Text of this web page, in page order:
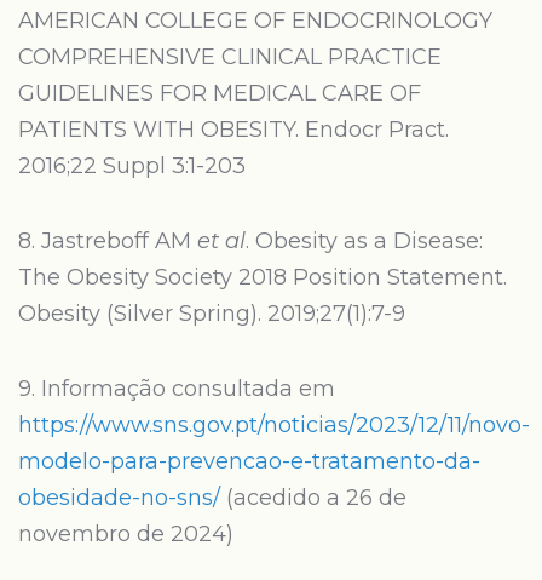
AMERICAN COLLEGE OF ENDOCRINOLOGY
COMPREHENSIVE CLINICAL PRACTICE
GUIDELINES FOR MEDICAL CARE OF
PATIENTS WITH OBESITY. Endocr Pract.
2016;22 Suppl 3:1-203
8. Jastreboff AM et al. Obesity as a Disease:
The Obesity Society 2018 Position Statement.
Obesity (Silver Spring). 2019;27(1):7-9
9. Informação consultada em
https://www.sns.gov.pt/noticias/2023/12/11/novo-
modelo-para-prevencao-e-tratamento-da-
obesidade-no-sns/ (acedido a 26 de
novembro de 2024)